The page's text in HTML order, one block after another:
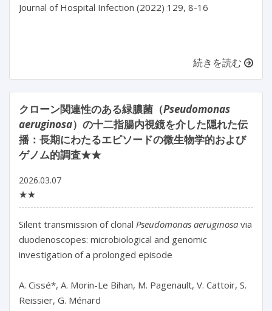
Journal of Hospital Infection (2022) 129, 8-16
続きを読む
クローン関連性のある緑膿菌（Pseudomonas
aeruginosa）の十二指腸内視鏡を介した隠れた伝
播：長期にわたるエピソードの微生物学的および
ゲノム的調査★★
2026.03.07
★★
Silent transmission of clonal Pseudomonas aeruginosa via
duodenoscopes: microbiological and genomic
investigation of a prolonged episode
A. Cissé*, A. Morin-Le Bihan, M. Pagenault, V. Cattoir, S.
Reissier, G. Ménard